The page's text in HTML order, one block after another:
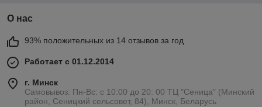
О нас
93% положительных из 14 отзывов за год
Работает с 01.12.2014
г. Минск
Самовывоз: Пн-Вс: с 10:00 до 20: 00 ТЦ "Сеница" (Минский
район, Сеницкий сельсовет, 84), Минск, Беларусь